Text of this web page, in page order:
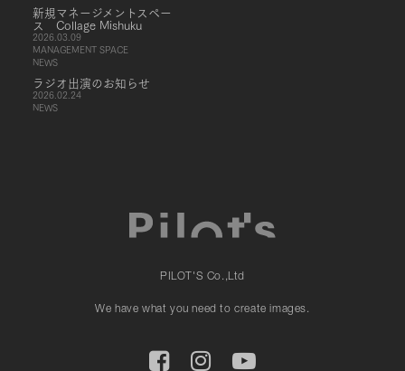
新規マネージメントスペー
ス Collage Mishuku
2026.03.09
MANAGEMENT SPACE
NEWS
ラジオ出演のお知らせ
2026.02.24
NEWS
PILOT'S Co.,Ltd
We have what you need to create images.